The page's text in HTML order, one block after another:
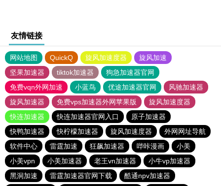
友情链接
网站地图 QuickQ 旋风加速度器
旋风加速
坚果加速器
tiktok加速器
狗急加速器官网
免费vqn外网加速
小蓝鸟 优途加速器官网
风驰加速器
旋风加速器
免费vps加速器外网苹果版
旋风加速度器
快连加速器
快连加速器官网入口
原子加速器
快鸭加速器
快柠檬加速器 旋风加速度器
外网网址导航
软件中心
雷霆加速 狂飙加速器 哔咔漫画
小美
小美vpn
小美加速器 老王vn加速器
小牛vp加速器
黑洞加速
雷霆加速器官网下载
酷通npv加速器